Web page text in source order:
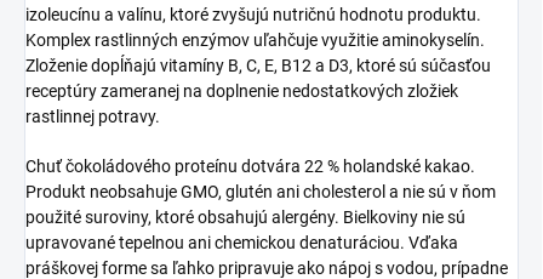
izoleucínu a valínu, ktoré zvyšujú nutričnú hodnotu produktu.
Komplex rastlinných enzýmov uľahčuje využitie aminokyselín.
Zloženie dopĺňajú vitamíny B, C, E, B12 a D3, ktoré sú súčasťou
receptúry zameranej na doplnenie nedostatkových zložiek
rastlinnej potravy.
Chuť čokoládového proteínu dotvára 22 % holandské kakao.
Produkt neobsahuje GMO, glutén ani cholesterol a nie sú v ňom
použité suroviny, ktoré obsahujú alergény. Bielkoviny nie sú
upravované tepelnou ani chemickou denaturáciou. Vďaka
práškovej forme sa ľahko pripravuje ako nápoj s vodou, prípadne